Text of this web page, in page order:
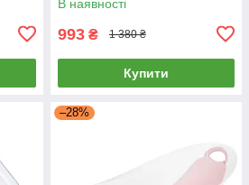
В наявності
993 ₴ 1 380 ₴
Купити
–28%